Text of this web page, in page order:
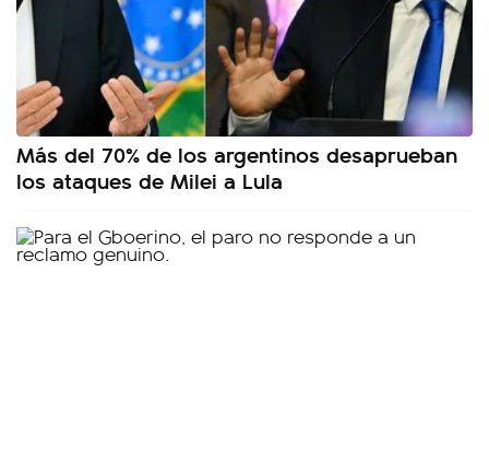
Más del 70% de los argentinos desaprueban
los ataques de Milei a Lula